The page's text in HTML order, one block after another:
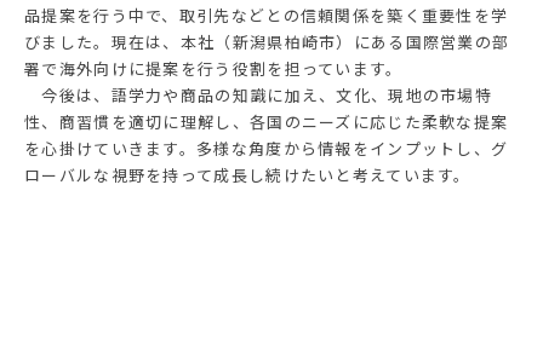
品提案を行う中で、取引先などとの信頼関係を築く重要性を学
びました。現在は、本社（新潟県柏崎市）にある国際営業の部
署で海外向けに提案を行う役割を担っています。
今後は、語学力や商品の知識に加え、文化、現地の市場特
性、商習慣を適切に理解し、各国のニーズに応じた柔軟な提案
を心掛けていきます。多様な角度から情報をインプットし、グ
ローバルな視野を持って成長し続けたいと考えています。